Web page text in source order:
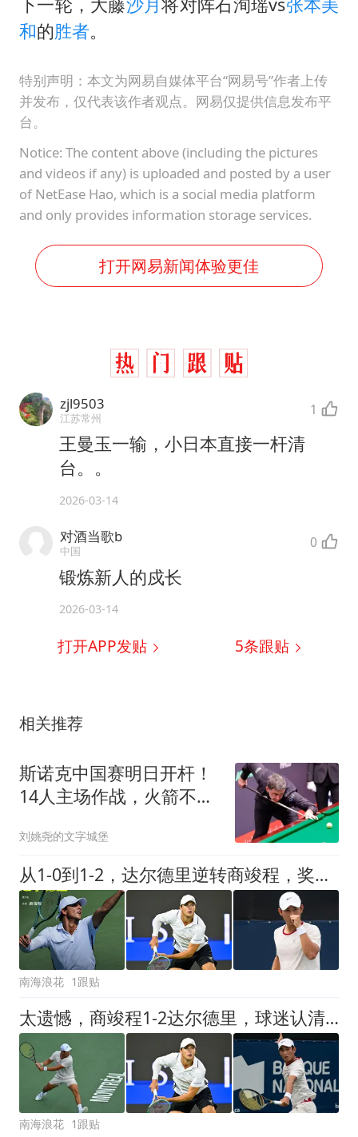
和的胜者。
特别声明：本文为网易自媒体平台“网易号”作者上传
并发布，仅代表该作者观点。网易仅提供信息发布平
台。
Notice: The content above (including the pictures
and videos if any) is uploaded and posted by a user
of NetEase Hao, which is a social media platform
and only provides information storage services.
打开网易新闻体验更佳
zjl9503
江苏常州 1
王曼玉一输，小日本直接一杆清
台。。
2026-03-14
对酒当歌b
中国 0
锻炼新人的戍长
2026-03-14
打开APP发贴 5条跟贴
相关推荐
斯诺克中国赛明日开杆！
14人主场作战，火箭不退
刘姚尧的文字城堡
从1-0到1-2，达尔德里逆转商竣程，奖金总额超44万
南海浪花 1跟贴
太遗憾，商竣程1-2达尔德里，球迷认清5个事实
南海浪花 1跟贴